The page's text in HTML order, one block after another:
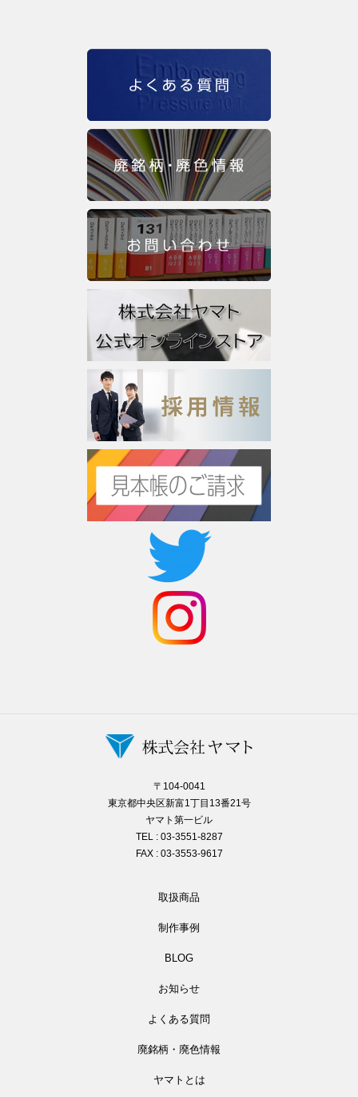
〒104-0041
東京都中央区新富1丁目13番21号
ヤマト第一ビル
TEL : 03-3551-8287
FAX : 03-3553-9617
取扱商品
制作事例
BLOG
お知らせ
よくある質問
廃銘柄・廃色情報
ヤマトとは